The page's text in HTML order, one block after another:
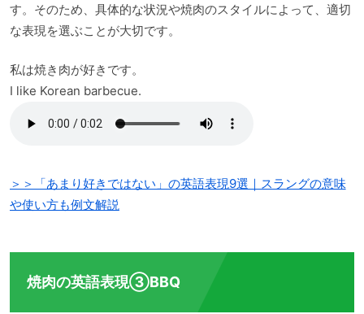
す。そのため、具体的な状況や焼肉のスタイルによって、適切
な表現を選ぶことが大切です。
私は焼き肉が好きです。
I like Korean barbecue.
＞＞「あまり好きではない」の英語表現9選｜スラングの意味
や使い方も例文解説
焼肉の英語表現③BBQ